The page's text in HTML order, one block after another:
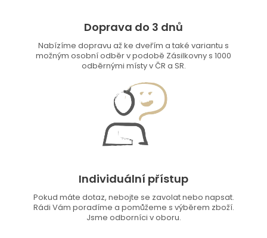
Doprava do 3 dnů
Nabízíme dopravu až ke dveřím a také variantu s
možným osobní odběr v podobě Zásilkovny s 1000
odběrnými místy v ČR a SR.
Individuální přístup
Pokud máte dotaz, nebojte se zavolat nebo napsat.
Rádi Vám poradíme a pomůžeme s výběrem zboží.
Jsme odborníci v oboru.